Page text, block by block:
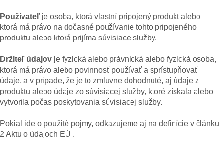
Používateľje osoba, ktorá vlastní pripojený produkt alebo
ktorá má právo na dočasné používanie tohto pripojeného
produktu alebo ktorá prijíma súvisiace služby.
Držiteľ údajov je fyzická alebo právnická alebo fyzická osoba,
ktorá má právo alebo povinnosť používať a sprístupňovať
údaje, a v prípade, že je to zmluvne dohodnuté, aj údaje z
produktu alebo údaje zo súvisiacej služby, ktoré získala alebo
vytvorila počas poskytovania súvisiacej služby.
Pokiaľ ide o použité pojmy, odkazujeme aj na definície v článku
2 Aktu o údajoch EÚ .